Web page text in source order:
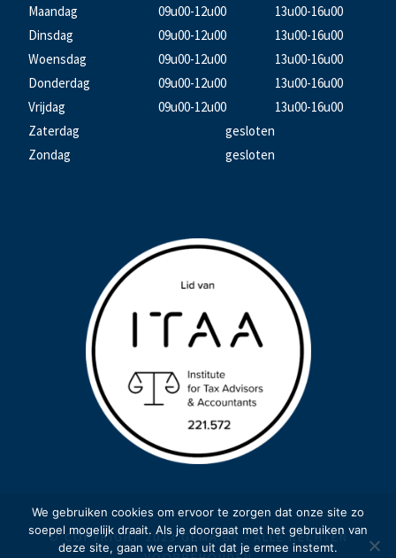
Maandag 09u00-12u00
13u00-16u00
Dinsdag
09u00-12u00
13u00-16u00
Woensdag
09u00-12u00
13u00-16u00
Donderdag
09u00-12u00
13u00-16u00
Vrijdag
09u00-12u00
13u00-16u00
Zaterdag
gesloten
Zondag
gesloten
© COPYRIGHT 2023 GEMA BV - ALLE RECHTEN
We gebruiken cookies om ervoor te zorgen dat onze site zo
soepel mogelijk draait. Als je doorgaat met het gebruiken van
deze site, gaan we ervan uit dat je ermee instemt.